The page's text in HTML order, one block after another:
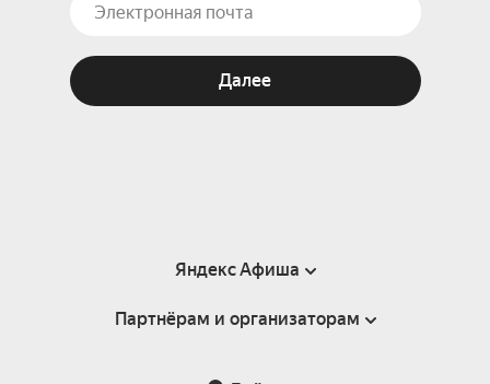
Далее
Яндекс Афиша
Справка
Партнёрам и организаторам